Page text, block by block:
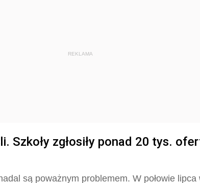
REKLAMA
Szkoły zgłosiły ponad 20 tys.
są poważnym problemem. W połowie